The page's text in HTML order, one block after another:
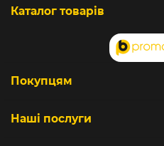
Каталог товарів
Покупцям
Наші послуги